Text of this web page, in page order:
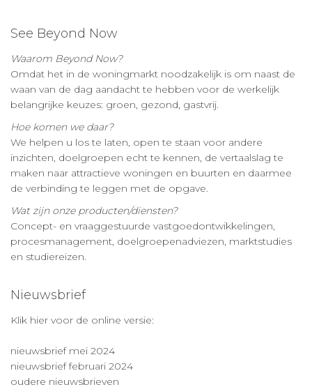
See Beyond Now
Waarom Beyond Now?
Omdat het in de woningmarkt noodzakelijk is om naast de
waan van de dag aandacht te hebben voor de werkelijk
belangrijke keuzes: groen, gezond, gastvrij.
Hoe komen we daar?
We helpen u los te laten, open te staan voor andere
inzichten, doelgroepen echt te kennen, de vertaalslag te
maken naar attractieve woningen en buurten en daarmee
de verbinding te leggen met de opgave.
Wat zijn onze producten/diensten?
Concept- en vraaggestuurde vastgoedontwikkelingen,
procesmanagement, doelgroepenadviezen, marktstudies
en studiereizen.
Nieuwsbrief
Klik hier voor de online versie:
nieuwsbrief mei 2024
nieuwsbrief februari 2024
oudere nieuwsbrieven